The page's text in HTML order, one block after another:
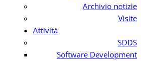
Archivio notizie
Visite
Attività
SDDS
Software Development